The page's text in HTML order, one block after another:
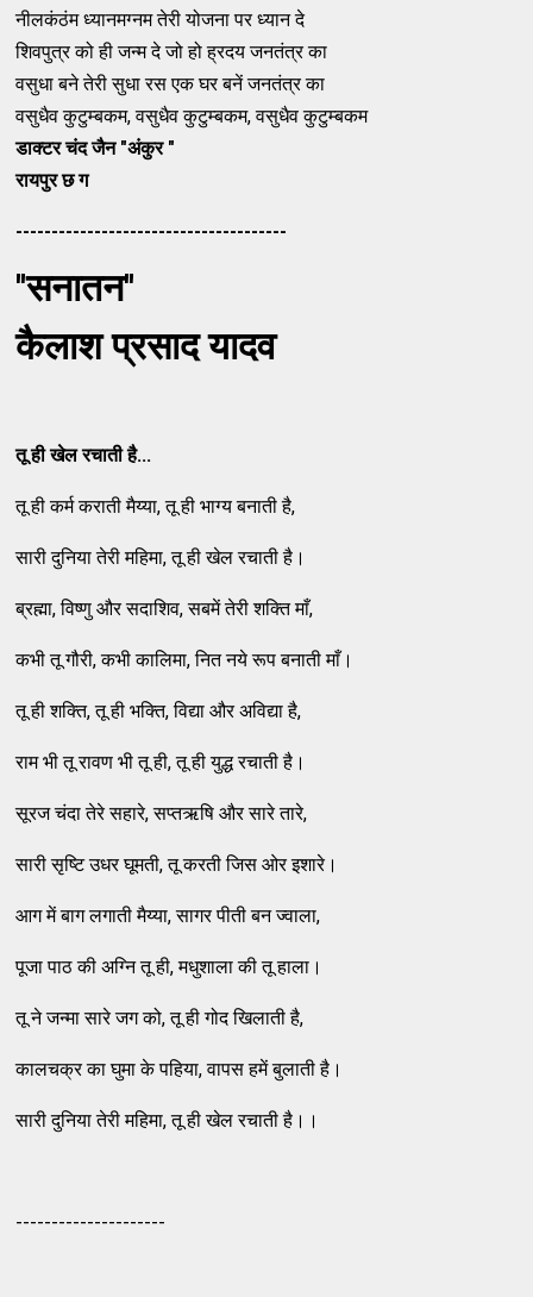
नीलकंठंम ध्यानमग्नम तेरी योजना पर ध्यान दे
शिवपुत्र को ही जन्म दे जो हो ह्रदय जनतंत्र का
वसुधा बने तेरी सुधा रस एक घर बनें जनतंत्र का
वसुधैव कुटुम्बकम, वसुधैव कुटुम्बकम, वसुधैव कुटुम्बकम
डाक्टर चंद जैन "अंकुर "
रायपुर छ ग
--------------------------------------
''सनातन''
कैलाश प्रसाद यादव
तू ही खेल रचाती है...
तू ही कर्म कराती मैय्या, तू ही भाग्य बनाती है,
सारी दुनिया तेरी महिमा, तू ही खेल रचाती है।
ब्रह्मा, विष्णु और सदाशिव, सबमें तेरी शक्ति माँ,
कभी तू गौरी, कभी कालिमा, नित नये रूप बनाती माँ।
तू ही शक्ति, तू ही भक्ति, विद्या और अविद्या है,
राम भी तू रावण भी तू ही, तू ही युद्ध रचाती है।
सूरज चंदा तेरे सहारे, सप्तऋषि और सारे तारे,
सारी सृष्टि उधर घूमती, तू करती जिस ओर इशारे।
आग में बाग लगाती मैय्या, सागर पीती बन ज्वाला,
पूजा पाठ की अग्नि तू ही, मधुशाला की तू हाला।
तू ने जन्मा सारे जग को, तू ही गोद खिलाती है,
कालचक्र का घुमा के पहिया, वापस हमें बुलाती है।
सारी दुनिया तेरी महिमा, तू ही खेल रचाती है।।
---------------------